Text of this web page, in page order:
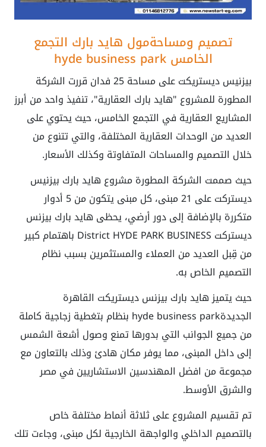
تصميم ومساحةمول هايد بارك التجمع
الخامس hyde business park
بيزنيس ديستريكت
على مساحة 25 فدان قررت الشركة
المطورة للمشروع "هايد بارك العقارية"، تنفيذ واحد من أبرز
المشاريع العقارية في التجمع الخامس، حيث يحتوي على
العديد من الوحدات العقارية المختلفة، والتي تتنوع من
خلال التصميم والمساحات المتفاوتة وكذلك الأسعار.
حيث صممت الشركة المطورة مشروع هايد بارك بيزنيس
ديستركت على 21 مبنى، كل مبنى يتكون من 5 أدوار
متكررة بالإضافة إلى دور أرضي، يحظى هايد بارك بيزنس
ديستركت District HYDE PARK BUSINESS باهتمام كبير
من قِبل العديد من العملاء والمستثمرين بسبب نظام
التصميم الخاص به.
حيث يتميزهايد بارك بيزنس ديستريكت القاهرة
الجديدةhyde business park
بنظام بتغطية زجاجية كاملة
من جميع الجوانب التي بدورها تمنع وصول أشعة الشمس
إلى داخل المبنى، مما يوفر مكان هادئ وذلك بالتعاون مع
مجموعة من افضل المهندسين الاستشاريين في مصر
والشرق الأوسط.
تم تقسيم المشروع على ثلاثة أنماط مختلفة خاص
بالتصميم الداخلي والواجهة الخارجية لكل مبنى، وجاءت تلك